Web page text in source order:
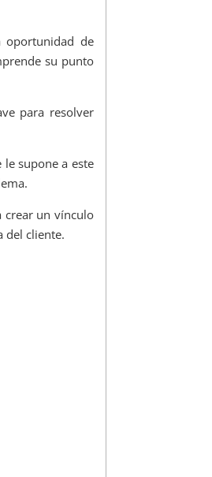
oportunidad de
su punto
para resolver
supone a este
crear un vínculo
del cliente.